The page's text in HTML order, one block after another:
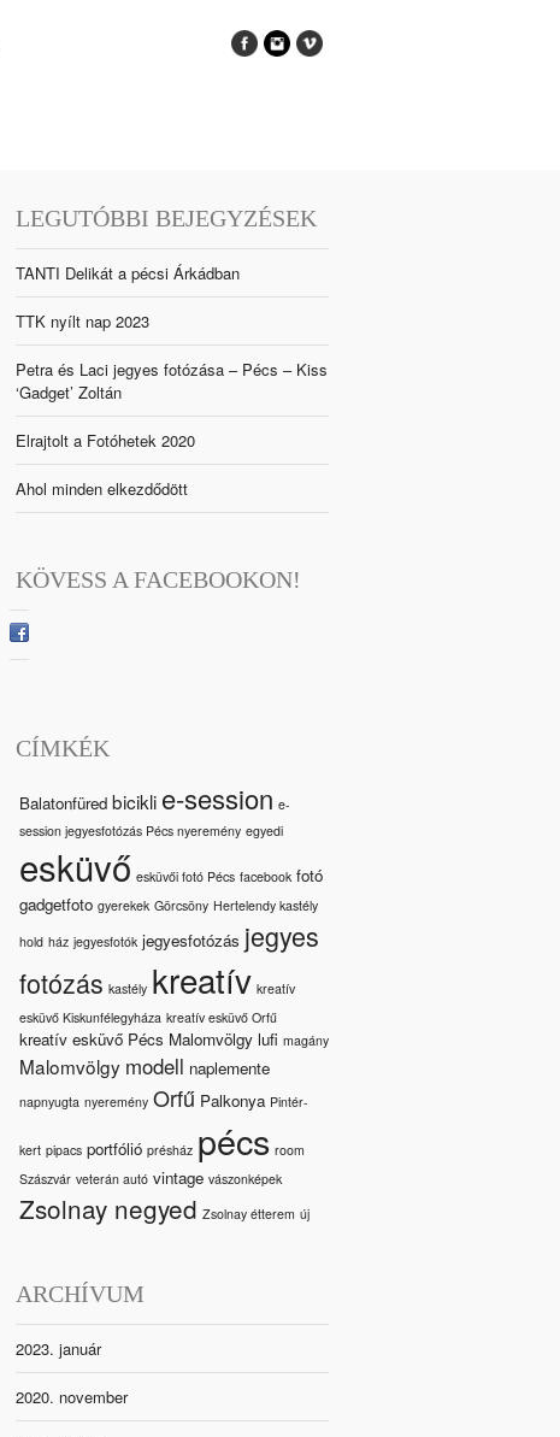
LEGUTÓBBI BEJEGYZÉSEK
TANTI Delikát a pécsi Árkádban
TTK nyílt nap 2023
Petra és Laci jegyes fotózása – Pécs – Kiss
‘Gadget’ Zoltán
Elrajtolt a Fotóhetek 2020
Ahol minden elkezdődött
KÖVESS A FACEBOOKON!
CÍMKÉK
Balatonfüred bicikli e-session e-
session jegyesfotózás Pécs nyeremény egyedi
esküvő esküvői fotó Pécs facebook fotó
gadgetfoto gyerekek Görcsöny Hertelendy kastély
hold ház jegyesfotók jegyesfotózás jegyes
fotózás kastély kreatív kreatív
esküvő Kiskunfélegyháza kreatív esküvő Orfű
kreatív esküvő Pécs Malomvölgy lufi magány
Malomvölgy modell naplemente
napnyugta nyeremény Orfű Palkonya Pintér-
kert pipacs portfólió présház pécs room
Szászvár veterán autó vintage vászonképek
Zsolnay negyed Zsolnay étterem új
ARCHÍVUM
2023. január
2020. november